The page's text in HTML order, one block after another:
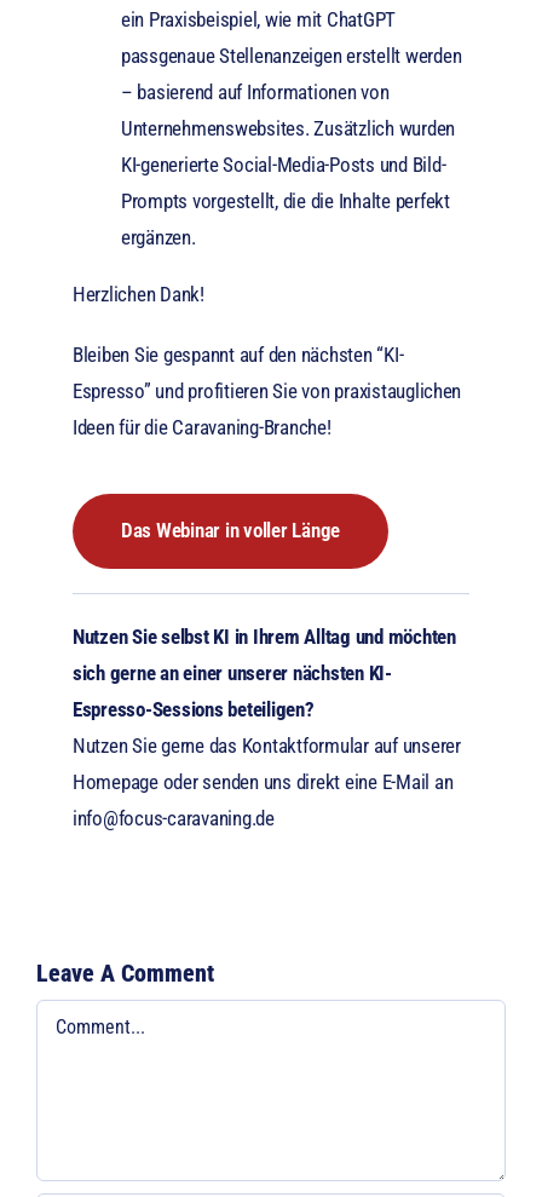
ein Praxisbeispiel, wie mit ChatGPT
passgenaue Stellenanzeigen erstellt werden
– basierend auf Informationen von
Unternehmenswebsites. Zusätzlich wurden
KI-generierte Social-Media-Posts und Bild-
Prompts vorgestellt, die die Inhalte perfekt
ergänzen.
Herzlichen Dank!
Bleiben Sie gespannt auf den nächsten “KI-
Espresso” und profitieren Sie von praxistauglichen
Ideen für die Caravaning-Branche!
Das Webinar in voller Länge
Nutzen Sie selbst KI in Ihrem Alltag und möchten
sich gerne an einer unserer nächsten KI-
Espresso-Sessions beteiligen?
Nutzen Sie gerne das Kontaktformular auf unserer
Homepage oder senden uns direkt eine E-Mail an
info@focus-caravaning.de
Leave A Comment
Comment